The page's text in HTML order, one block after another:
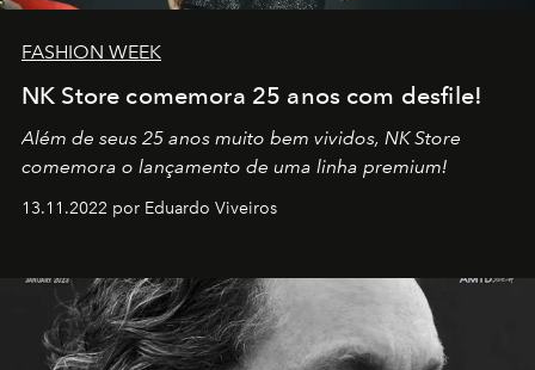
FASHION WEEK
NK Store comemora 25 anos com desfile!
Além de seus 25 anos muito bem vividos, NK Store
comemora o lançamento de uma linha premium!
13.11.2022 por Eduardo Viveiros